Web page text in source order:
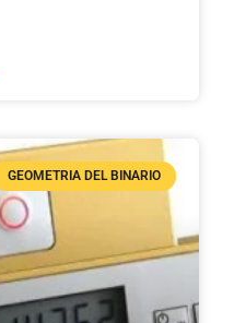
GEOMETRIA DEL BINARIO